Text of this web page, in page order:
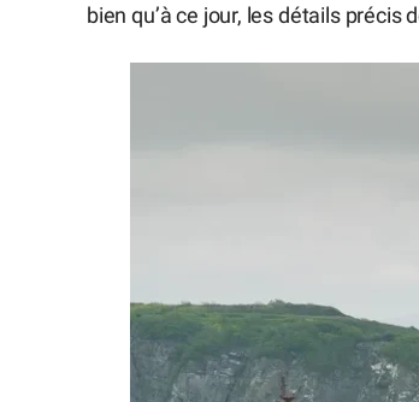
bien qu’à ce jour, les détails